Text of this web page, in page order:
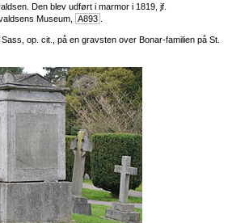
Den blev udført i marmor i 1819, jf.
Museum, A893
op. cit., på en gravsten over Bonar-familien på St.